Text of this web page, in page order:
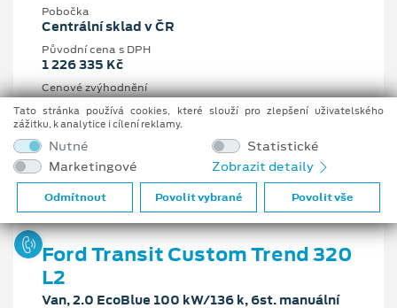
Pobočka
Centrální sklad v ČR
Původní cena s DPH
1 226 335 Kč
Cenové zvýhodnění
404 691 Kč
100 kW/136 k
6st. manuální
Nafta
Ford Transit Custom Trend 320
L2
Van, 2.0 EcoBlue 100 kW/136 k, 6st. manuální
Tato stránka používá cookies, které slouží pro zlepšení uživatelského
zážitku, k analytice i cílení reklamy.
Nutné
Statistické
Marketingové
Zobrazit detaily
Odmítnout Povolit vybrané Povolit vše